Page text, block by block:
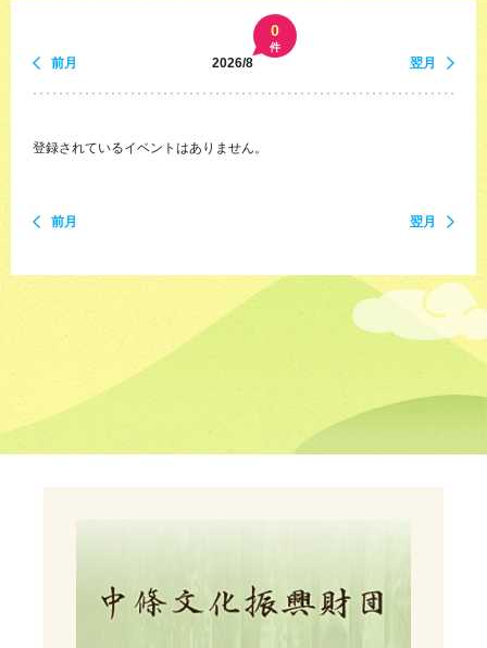
前月 2026/8
0
件
翌月
登録されているイベントはありません。
前月 翌月